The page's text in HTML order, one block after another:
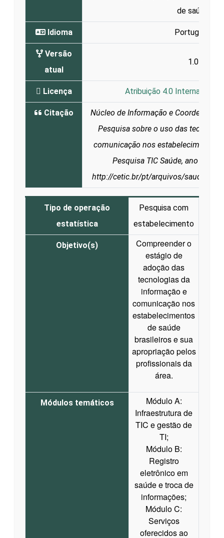
de saúde
Idioma Português
Versão
atual
1.0
Licença Atribuição 4.0 Internacional
Citação
Núcleo de Informação e
Pesquisa sobre o uso das
comunicação nos estabelecimentos
Pesquisa TIC Saúde, ano 2025.
http://cetic.br/pt/arquivos/saude/
Tipo de operação
estatística
Pesquisa com
estabelecimento
Objetivo(s)
Compreender o
estágio de
adoção das
tecnologias da
informação e
comunicação nos
estabelecimentos
de saúde
brasileiros e sua
apropriação pelos
profissionais da
área.
Módulos temáticos
Módulo A:
Infraestrutura de
TIC e gestão de
TI;
Módulo B:
Registro
eletrônico em
saúde e troca de
informações;
Módulo C:
Serviços
oferecidos ao